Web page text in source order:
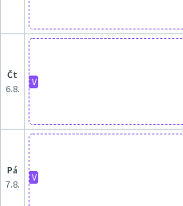
čt
6.8.
V
pá
7.8.
V